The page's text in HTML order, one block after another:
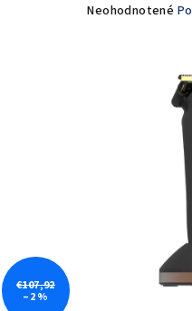
Priemerné
Neohodnotené
€107,92
–2 %